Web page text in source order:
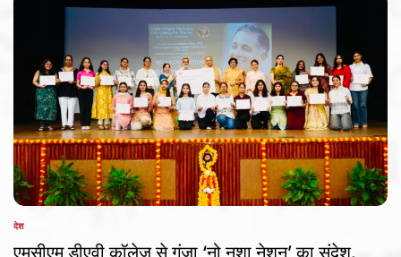
POSTED
IN
देश